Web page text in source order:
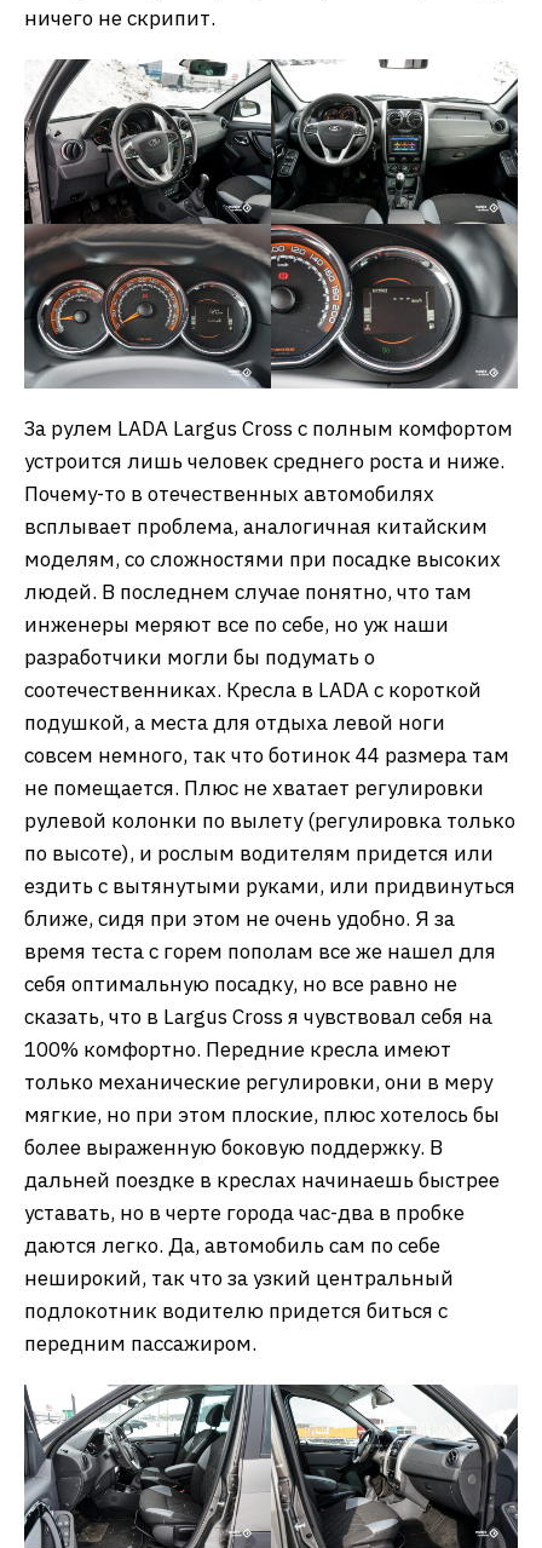
ничего не скрипит.
За рулем LADA Largus Cross с полным комфортом
устроится лишь человек среднего роста и ниже.
Почему-то в отечественных автомобилях
всплывает проблема, аналогичная китайским
моделям, со сложностями при посадке высоких
людей. В последнем случае понятно, что там
инженеры меряют все по себе, но уж наши
разработчики могли бы подумать о
соотечественниках. Кресла в LADA с короткой
подушкой, а места для отдыха левой ноги
совсем немного, так что ботинок 44 размера там
не помещается. Плюс не хватает регулировки
рулевой колонки по вылету (регулировка только
по высоте), и рослым водителям придется или
ездить с вытянутыми руками, или придвинуться
ближе, сидя при этом не очень удобно. Я за
время теста с горем пополам все же нашел для
себя оптимальную посадку, но все равно не
сказать, что в Largus Cross я чувствовал себя на
100% комфортно. Передние кресла имеют
только механические регулировки, они в меру
мягкие, но при этом плоские, плюс хотелось бы
более выраженную боковую поддержку. В
дальней поездке в креслах начинаешь быстрее
уставать, но в черте города час-два в пробке
даются легко. Да, автомобиль сам по себе
неширокий, так что за узкий центральный
подлокотник водителю придется биться с
передним пассажиром.